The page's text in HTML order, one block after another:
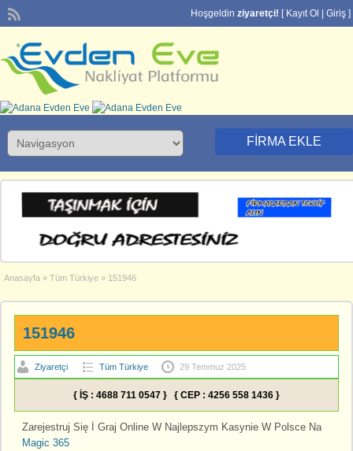
Hoşgeldin ziyaretçi! [ Kayıt Ol Giriş ]
FIRMA EKLE
Anasayfa » Tüm Türkiye » 151946
151946
Ziyaretçi Tüm Türkiye 29 Temmuz 2025
{ İŞ : 4688 711 0547 } { CEP : 4256 558 1436 }
Zarejestruj Się İ Graj Online W Najlepszym Kasynie W Polsce Na
Magic 365